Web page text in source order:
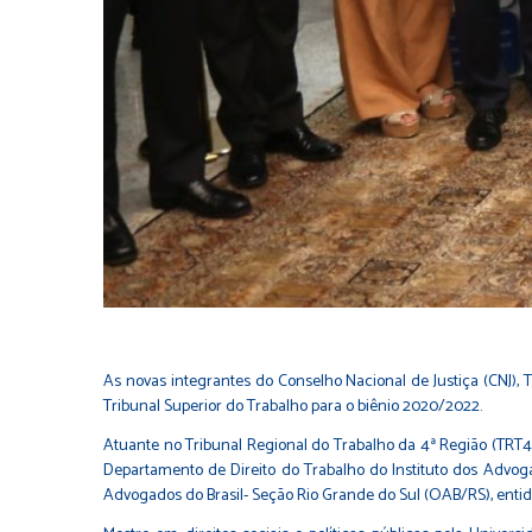
As novas integrantes do Conselho Nacional de Justiça
Tribunal Superior do Trabalho para o biênio 2020/2022.
Atuante no Tribunal Regional do Trabalho da 4ª Região
Departamento de Direito do Trabalho do Instituto dos
Advogados do Brasil- Seção Rio Grande do Sul (OAB/RS),